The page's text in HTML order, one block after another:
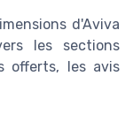
d'Aviva
les sections
offerts, les avis